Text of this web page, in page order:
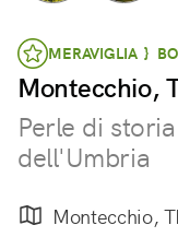
MERAVIGLIA }
Montecchio,
Perle di
dell'Umbria
Montecchio,